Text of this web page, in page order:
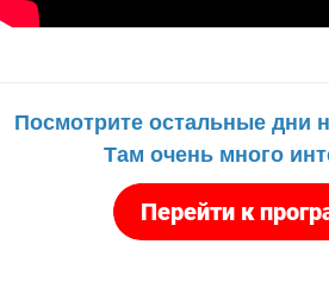
Посмотрите остальные дни
Там очень много